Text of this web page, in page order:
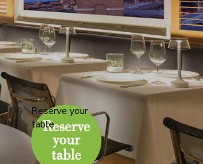
Reserve your
table